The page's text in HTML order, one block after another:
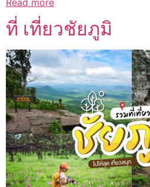
ที่ เที่ยวชัยภูมิ